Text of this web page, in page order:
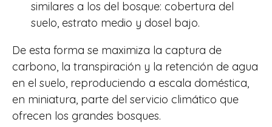
similares a los del bosque: cobertura del
suelo, estrato medio y dosel bajo.
De esta forma se maximiza la captura de
carbono, la transpiración y la retención de agua
en el suelo, reproduciendo a escala doméstica,
en miniatura, parte del servicio climático que
ofrecen los grandes bosques.